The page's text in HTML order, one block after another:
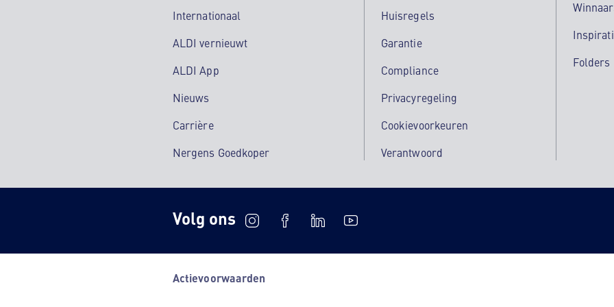
Internationaal
ALDI vernieuwt
ALDI App
Nieuws
Carrière
Nergens Goedkoper
Huisregels
Garantie
Compliance
Privacyregeling
Cookievoorkeuren
Verantwoord
Folders
Volg ons
Actievoorwaarden